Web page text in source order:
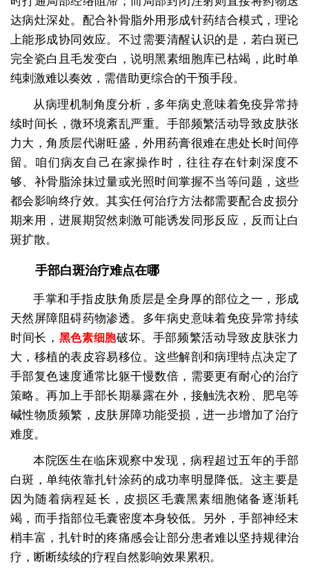
达病灶深处。配合补骨脂外用形成针药结合模式，理论
上能形成协同效应。不过需要清醒认识的是，若白斑已
完全瓷白且毛发变白，说明黑素细胞库已枯竭，此时单
纯刺激难以奏效，需借助更综合的干预手段。
从病理机制角度分析，多年病史意味着免疫异常持
续时间长，微环境紊乱严重。手部频繁活动导致皮肤张
力大，角质层代谢旺盛，外用药膏很难在患处长时间停
留。咱们病友自己在家操作时，往往存在针刺深度不
够、补骨脂涂抹过量或光照时间掌握不当等问题，这些
都会影响终疗效。其实任何治疗方法都需要配合皮损分
期来用，进展期贸然刺激可能诱发同形反应，反而让白
斑扩散。
手部白斑治疗难点在哪
手掌和手指皮肤角质层是全身厚的部位之一，形成
天然屏障阻碍药物渗透。多年病史意味着免疫异常持续
时间长， 黑色素细胞破坏。手部频繁活动导致皮肤张力
大，移植的表皮容易移位。这些解剖和病理特点决定了
手部复色速度通常比躯干慢数倍，需要更有耐心的治疗
策略。再加上手部长期暴露在外，接触洗衣粉、肥皂等
碱性物质频繁，皮肤屏障功能受损，进一步增加了治疗
难度。
本院医生在临床观察中发现，病程超过五年的手部
白斑，单纯依靠扎针涂药的成功率明显降低。这主要是
因为随着病程延长，皮损区毛囊黑素细胞储备逐渐耗
竭，而手指部位毛囊密度本身较低。另外，手部神经末
梢丰富，扎针时的疼痛感会让部分患者难以坚持规律治
疗，断断续续的疗程自然影响效果累积。